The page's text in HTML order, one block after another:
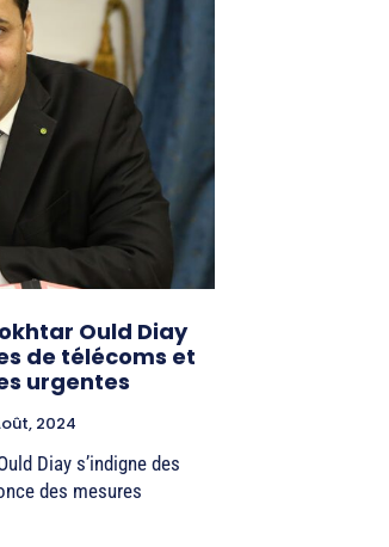
Ould Diay
de télécoms et
urgentes
2024
Diay s’indigne des
des mesures